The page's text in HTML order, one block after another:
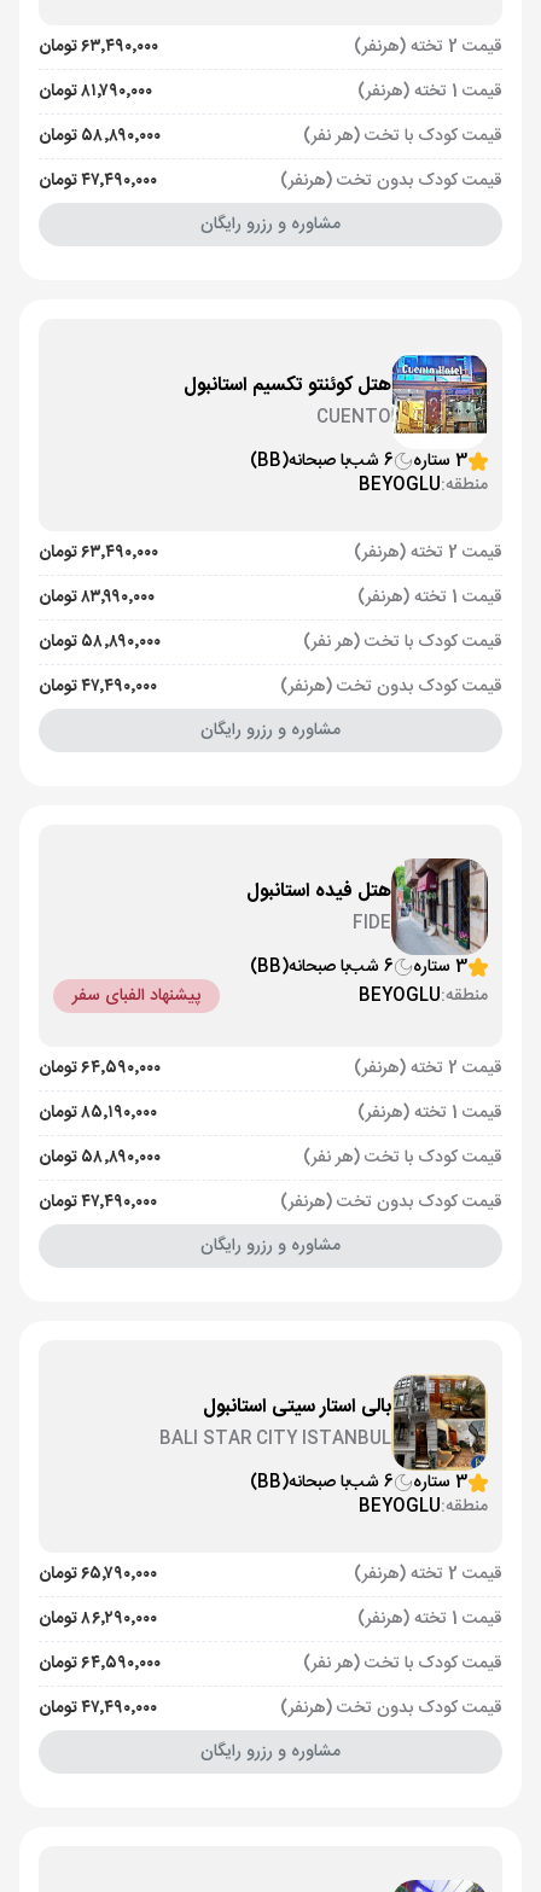
قیمت 2 تخته (هرنفر)
۶۳٬۴۹۰٬۰۰۰ تومان
قیمت 1 تخته (هرنفر)
۸۱٬۷۹۰٬۰۰۰ تومان
قیمت کودک با تخت (هر نفر)
۵۸٬۸۹۰٬۰۰۰ تومان
قیمت کودک بدون تخت (هرنفر)
۴۷٬۴۹۰٬۰۰۰ تومان
مشاوره و رزرو رایگان
هتل کوئنتو تکسیم استانبول
CUENTO
3 ستاره
6 شب با صبحانه(BB)
منطقه:BEYOGLU
قیمت 2 تخته (هرنفر)
۶۳٬۴۹۰٬۰۰۰ تومان
قیمت 1 تخته (هرنفر)
۸۳٬۹۹۰٬۰۰۰ تومان
قیمت کودک با تخت (هر نفر)
۵۸٬۸۹۰٬۰۰۰ تومان
قیمت کودک بدون تخت (هرنفر)
۴۷٬۴۹۰٬۰۰۰ تومان
مشاوره و رزرو رایگان
هتل فیده استانبول
FIDE
3 ستاره
6 شب با صبحانه(BB)
منطقه:BEYOGLU پیشنهاد الفبای سفر
قیمت 2 تخته (هرنفر)
۶۴٬۵۹۰٬۰۰۰ تومان
قیمت 1 تخته (هرنفر)
۸۵٬۱۹۰٬۰۰۰ تومان
قیمت کودک با تخت (هر نفر)
۵۸٬۸۹۰٬۰۰۰ تومان
قیمت کودک بدون تخت (هرنفر)
۴۷٬۴۹۰٬۰۰۰ تومان
مشاوره و رزرو رایگان
بالی استار سیتی استانبول
BALI STAR CITY ISTANBUL
3 ستاره
6 شب با صبحانه(BB)
منطقه:BEYOGLU
قیمت 2 تخته (هرنفر)
۶۵٬۷۹۰٬۰۰۰ تومان
قیمت 1 تخته (هرنفر)
۸۶٬۲۹۰٬۰۰۰ تومان
قیمت کودک با تخت (هر نفر)
۶۴٬۵۹۰٬۰۰۰ تومان
قیمت کودک بدون تخت (هرنفر)
۴۷٬۴۹۰٬۰۰۰ تومان
مشاوره و رزرو رایگان